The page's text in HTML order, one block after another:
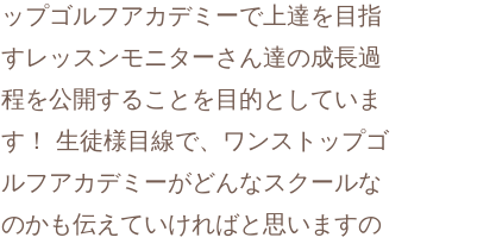
ップゴルフアカデミーで上達を目指
すレッスンモニターさん達の成長過
程を公開することを目的としていま
す！ 生徒様目線で、ワンストップゴ
ルフアカデミーがどんなスクールな
のかも伝えていければと思いますの